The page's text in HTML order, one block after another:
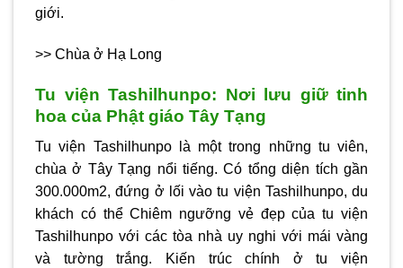
giới.
>> Chùa ở Hạ Long
Tu viện Tashilhunpo: Nơi lưu giữ tinh
hoa của Phật giáo Tây Tạng
Tu viện Tashilhunpo là một trong những tu viên,
chùa ở Tây Tạng nổi tiếng. Có tổng diện tích gần
300.000m2, đứng ở lối vào tu viện Tashilhunpo, du
khách có thể Chiêm ngưỡng vẻ đẹp của tu viện
Tashilhunpo với các tòa nhà uy nghi với mái vàng
và tường trắng. Kiến trúc chính ở tu viện